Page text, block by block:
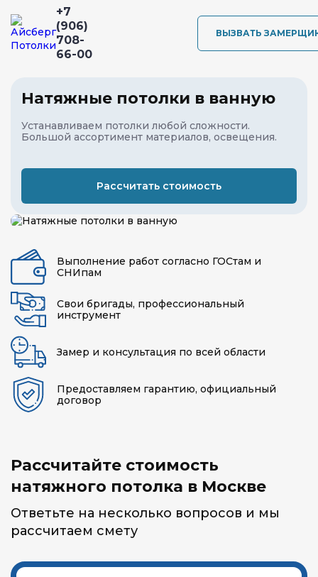
+7
(906)
708-
66-00
ВЫЗВАТЬ
Натяжные потолки в ванную
Устанавливаем потолки любой сложности.
Большой ассортимент материалов, освещения.
Рассчитать стоимость
Выполнение работ согласно ГОСтам и
СНИпам
Свои бригады, профессиональный
инструмент
Замер и консультация по всей области
Предоставляем гарантию, официальный
договор
Рассчитайте стоимость
натяжного потолка в Москве
Ответьте на несколько вопросов и мы
рассчитаем смету